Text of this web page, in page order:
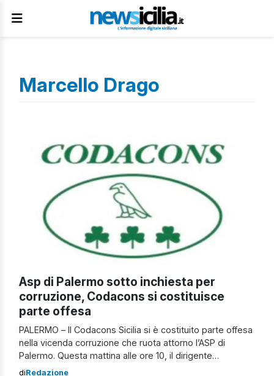
Marcello Drago
Asp di Palermo sotto inchiesta per
corruzione, Codacons si costituisce
parte offesa
PALERMO – Il Codacons Sicilia si è costituito parte offesa
nella vicenda corruzione che ruota attorno l’ASP di
Palermo. Questa mattina alle ore 10, il dirigente
dell’Ufficio Legale Regionale – il dottor Marcello Drago –
diRedazione